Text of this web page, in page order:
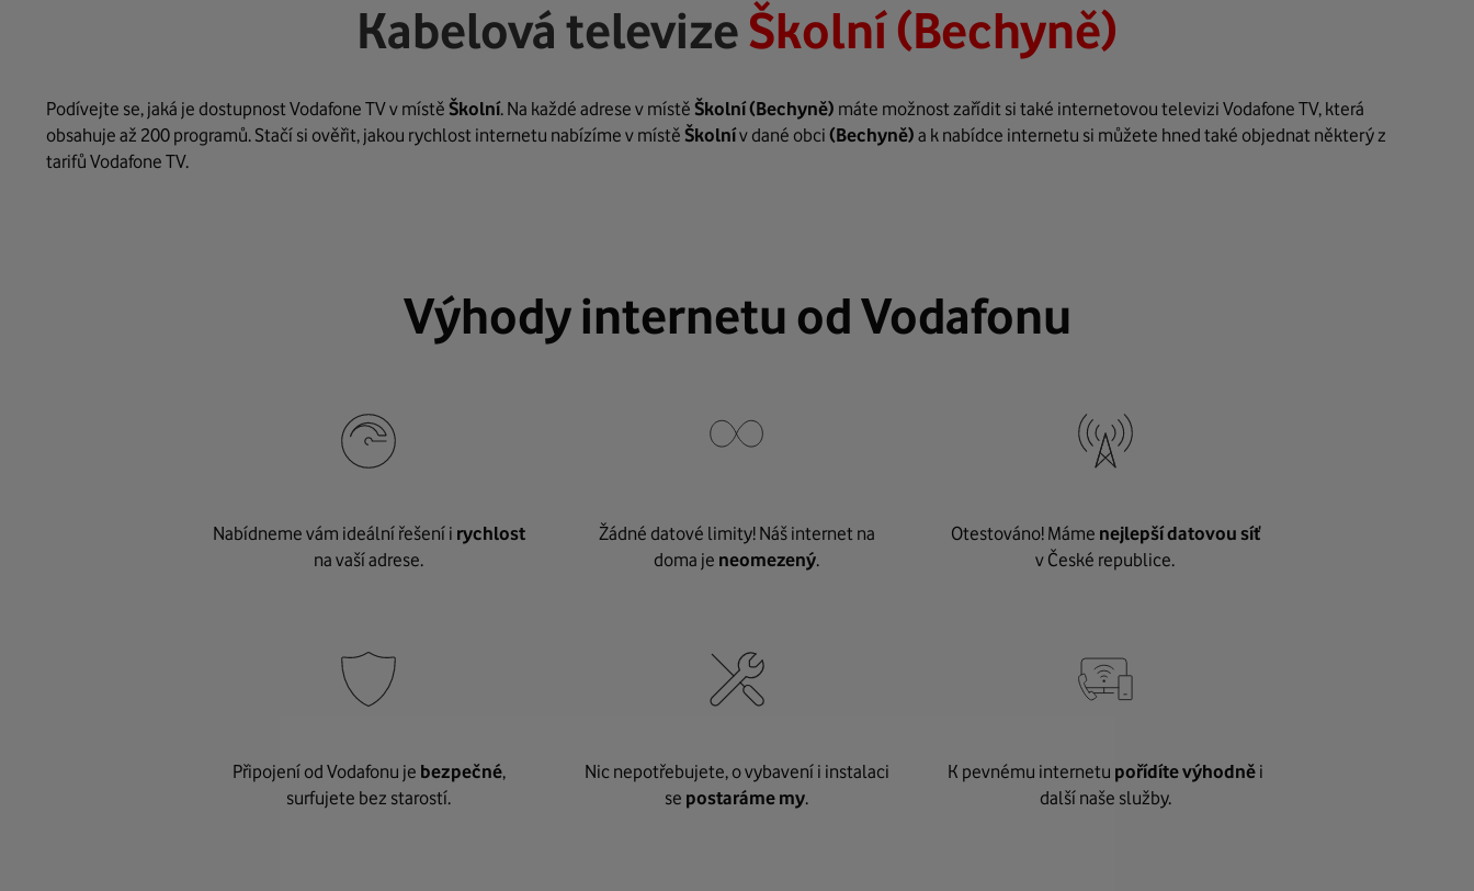
Kabelová televizeŠkolní (Bechyně)
Podívejte se, jaká je dostupnost Vodafone TV v místě Školní. Na každé adrese v místě Školní(Bechyně) máte možnost zařídit si také internetovou televizi Vodafone TV, která
obsahuje až 200 programů. Stačí si ověřit, jakou rychlost internetu nabízíme v místě Školnív dané obci (Bechyně) a k nabídce internetu si můžete hned také objednat některý z
tarifů Vodafone TV.
Výhody internetu od Vodafonu
Nabídneme vám ideální řešení i rychlost
na vaší adrese.
Žádné datové limity! Náš internet na
doma je neomezený.
Otestováno! Máme nejlepší datovou síť
v České republice.
Připojení od Vodafonu je bezpečné,
surfujete bez starostí.
Nic nepotřebujete, o vybavení i instalaci
se postaráme my.
K pevnému internetu pořídíte výhodněi
další naše služby.